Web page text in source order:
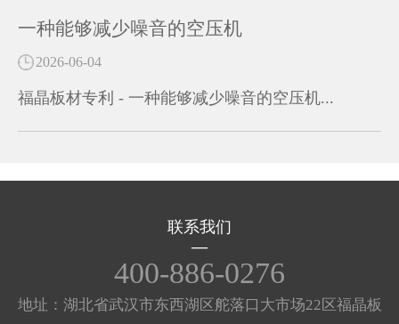
一种能够减少噪音的空压机
2026-06-04
福晶板材专利 - 一种能够减少噪音的空压机...
联系我们
400-886-0276
地址：湖北省武汉市东西湖区舵落口大市场22区福晶板